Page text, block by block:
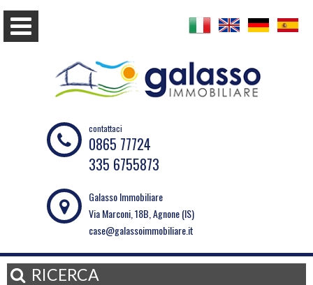
contattaci
0865 77724
335 6755873
Galasso Immobiliare
Via Marconi, 18B, Agnone (IS)
case@galassoimmobiliare.it
RICERCA